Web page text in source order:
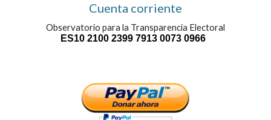
Cuenta corriente
Observatorio para la Transparencia Electoral
ES10 2100 2399 7913 0073 0966